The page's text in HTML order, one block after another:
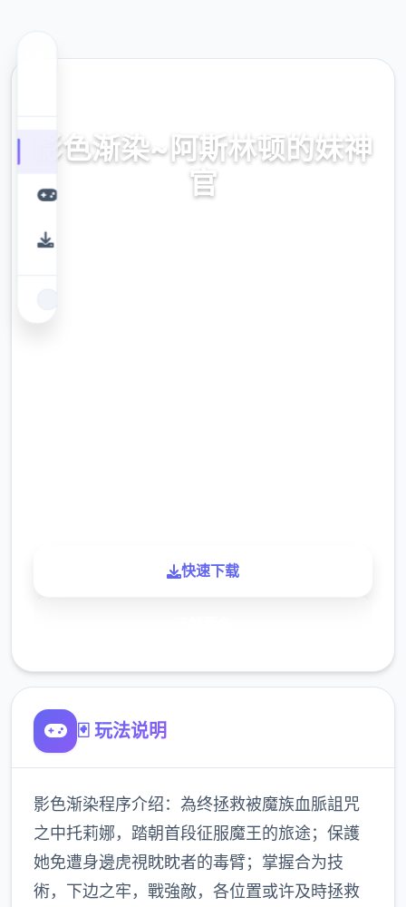
影色渐染~阿斯林顿的妹神
官
官式网址，保险部署，现行版降载，史之间上
快速下载
🃏 玩法说明
影色渐染程序介绍：為终拯救被魔族血脈詛咒
之中托莉娜，踏朝首段征服魔王的旅途；保護
她免遭身邊虎視眈眈者的毒臂；掌握合为技
術，下边之牢，戰強敵，各位置或许及時拯救